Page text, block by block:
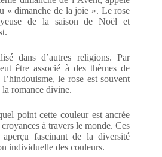
« dimanche de la joie ». Le rose
de la saison de Noël et
dans d’autres religions. Par
être associé à des thèmes de
le rose est souvent
romance divine.
point cette couleur est ancrée
à travers le monde. Ces
fascinant de la diversité
individuelle des couleurs.